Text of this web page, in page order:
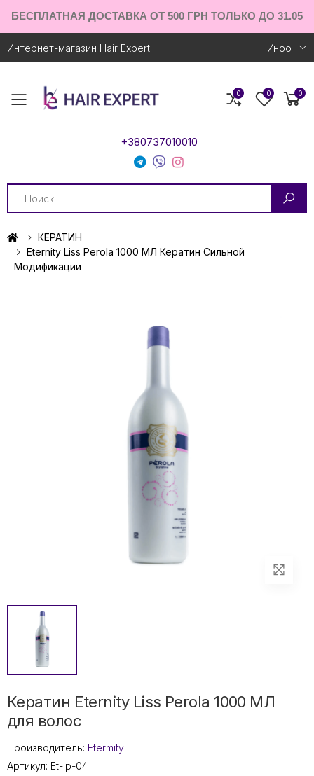
БЕСПЛАТНАЯ ДОСТАВКА ОТ 500 ГРН ТОЛЬКО ДО 31.05
Интернет-магазин Hair Expert Инфо
Toggle mobile menu
+380737010010
Search
0 0 0
КЕРАТИН
Eternity Liss Perola 1000 МЛ Кератин Сильной
Модификации
Кератин Eternity Liss Perola 1000 МЛ
для волос
Производитель: Etermity
Артикул: Et-lp-04